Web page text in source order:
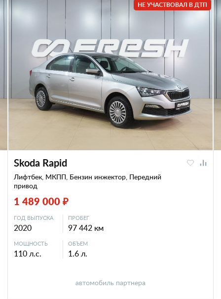
НЕ УЧАСТВОВАЛ В ДТП
Skoda Rapid
Лифтбек, МКПП, Бензин инжектор, Передний
привод
1 489 000 ₽
ГОД ВЫПУСКА
2020
ПРОБЕГ
97 442 км
МОЩНОСТЬ
110 л.с.
ОБЪЕМ
1.6 л.
автомобиль партнера